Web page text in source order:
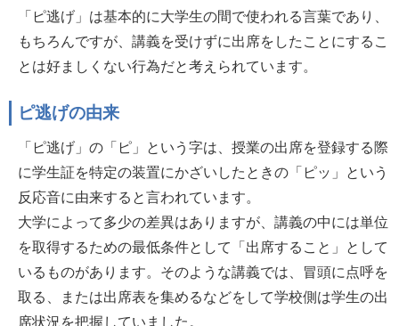
「ピ逃げ」は基本的に大学生の間で使われる言葉であり、
もちろんですが、講義を受けずに出席をしたことにするこ
とは好ましくない行為だと考えられています。
ピ逃げの由来
「ピ逃げ」の「ピ」という字は、授業の出席を登録する際
に学生証を特定の装置にかざいしたときの「ピッ」という
反応音に由来すると言われています。
大学によって多少の差異はありますが、講義の中には単位
を取得するための最低条件として「出席すること」として
いるものがあります。そのような講義では、冒頭に点呼を
取る、または出席表を集めるなどをして学校側は学生の出
席状況を把握していました。